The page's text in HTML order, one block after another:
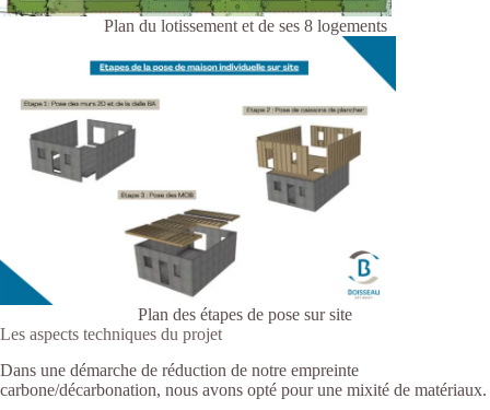
Plan du lotissement et de ses 8 logements
Plan des étapes de pose sur site
Les aspects techniques du projet
Dans une démarche de réduction de notre empreinte
carbone/décarbonation, nous avons opté pour une mixité de matériaux.